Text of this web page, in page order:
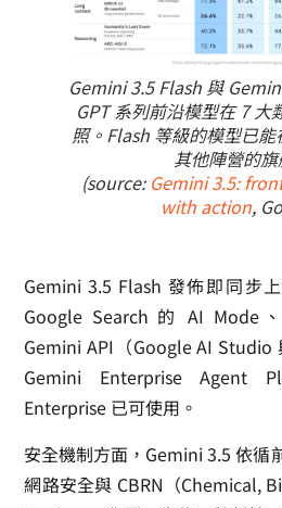
Gemini 3.5 Flash 與
GPT 系列前沿模型在 7 大
照。Flash 等級的模型已
其他陣營的旗
(source:Gemini 3.5:
with action,
Gemini 3.5 Flash 發佈即同步
Google Search 的 AI Mode
Gemini API（Google AI Studio
Gemini Enterprise Agent
Enterprise 已可使用。
安全機制方面，Gemini 3.5 依循
網路安全與 CBRN（Chemical,